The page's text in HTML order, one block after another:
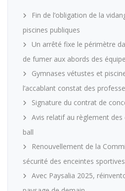
Fin de l’obligation de la
piscines publiques
Un arrêté fixe le périmètre
de fumer aux abords des
Gymnases vétustes et
l’accablant constat des
Signature du contrat de
Avis relatif au règlement
ball
Renouvellement de la
sécurité des enceintes sportives
Avec Paysalia 2025,